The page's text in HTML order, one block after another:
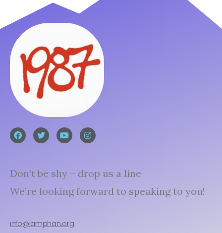
Don’t be shy – drop us a line
We’re looking forward to speaking to you!
info@lamphan.org